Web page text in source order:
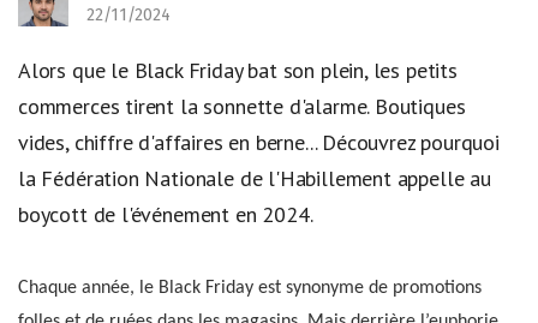
22/11/2024
Alors que le Black Friday bat son plein, les petits
commerces tirent la sonnette d'alarme. Boutiques
vides, chiffre d'affaires en berne... Découvrez pourquoi
la Fédération Nationale de l'Habillement appelle au
boycott de l'événement en 2024.
Chaque année, le Black Friday est synonyme de promotions